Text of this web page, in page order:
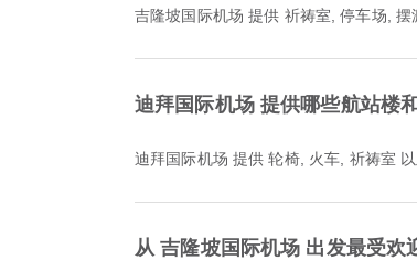
吉隆坡国际机场 提供 祈祷室, 停车场,
迪拜国际机场 提供哪些航站楼
迪拜国际机场 提供 轮椅, 火车, 祈祷室
从 吉隆坡国际机场 出发最受欢